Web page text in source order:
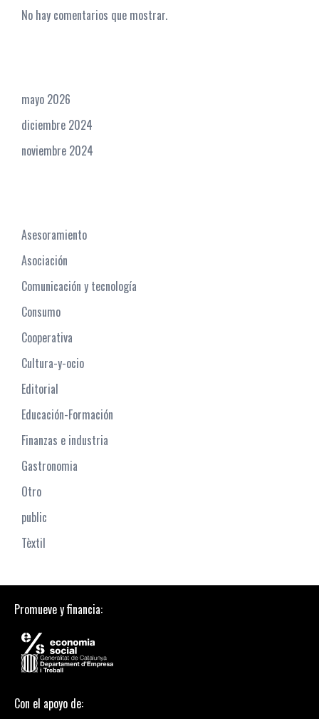
No hay comentarios que mostrar.
mayo 2026
diciembre 2024
noviembre 2024
Asesoramiento
Asociación
Comunicación y tecnología
Consumo
Cooperativa
Cultura-y-ocio
Editorial
Educación-Formación
Finanzas e industria
Gastronomia
Otro
public
Tèxtil
Promueve y financia:
Con el apoyo de: